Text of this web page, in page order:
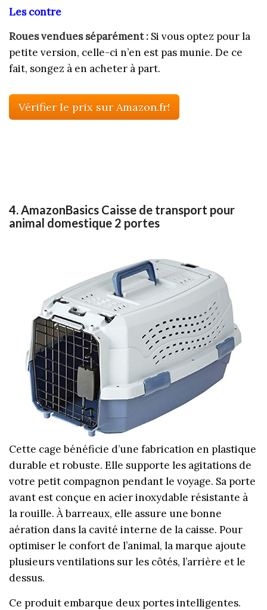
Les contre
Roues vendues séparément : Si vous optez pour la
petite version, celle-ci n’en est pas munie. De ce
fait, songez à en acheter à part.
Vérifier le prix sur Amazon.fr!
4. AmazonBasics Caisse de transport pour
animal domestique 2 portes
Cette cage bénéficie d’une fabrication en plastique
durable et robuste. Elle supporte les agitations de
votre petit compagnon pendant le voyage. Sa porte
avant est conçue en acier inoxydable résistante à
la rouille. À barreaux, elle assure une bonne
aération dans la cavité interne de la caisse. Pour
optimiser le confort de l’animal, la marque ajoute
plusieurs ventilations sur les côtés, l’arrière et le
dessus.
Ce produit embarque deux portes intelligentes.